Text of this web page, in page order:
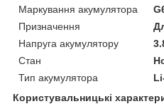
Маркування акумулятора
Призначення
Напруга акумулятору
Стан
Тип акумулятора
Користувальницькі